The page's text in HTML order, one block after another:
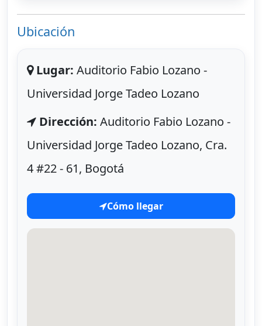
Ubicación
Lugar: Auditorio Fabio Lozano -
Universidad Jorge Tadeo Lozano
Dirección: Auditorio Fabio Lozano -
Universidad Jorge Tadeo Lozano, Cra.
4 #22 - 61, Bogotá
Cómo llegar